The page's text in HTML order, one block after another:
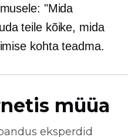
"Mida
teile kõike, mida
kohta teadma.
müüa
eksperdid